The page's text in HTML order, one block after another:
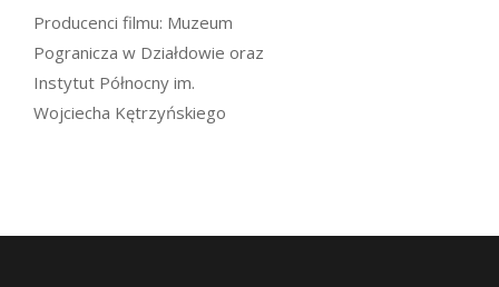
Producenci filmu: Muzeum
Pogranicza w Działdowie oraz
Instytut Północny im.
Wojciecha Kętrzyńskiego